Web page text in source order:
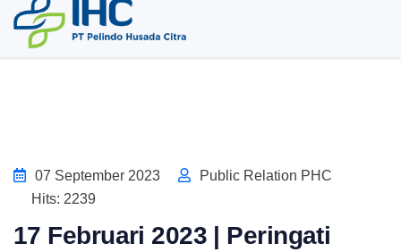
07 September 2023
Public Relation PHC
Hits: 2239
17 Februari 2023 | Peringati